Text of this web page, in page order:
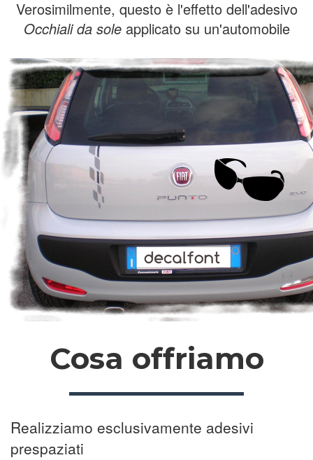
Verosimilmente, questo è l'effetto dell'adesivo
Occhiali da soleapplicato su un'automobile
Cosa offriamo
Realizziamo esclusivamente adesivi
prespaziati